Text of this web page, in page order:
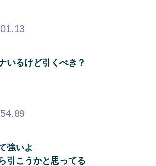
いるけど引くべき？
強いよ
引こうかと思ってる